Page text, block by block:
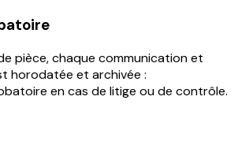
pièce, chaque communication et
horodatée et archivée :
en cas de litige ou de contrôle.